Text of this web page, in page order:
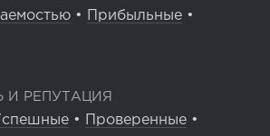
• Прибыльные •
И РЕПУТАЦИЯ
• Проверенные •